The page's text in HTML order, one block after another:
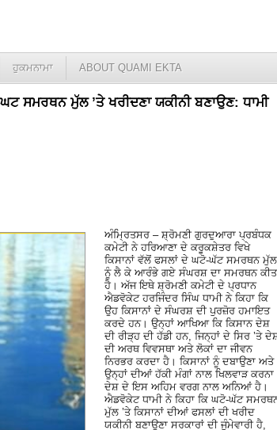
ਹੁਕਮਨਾਮਾ ABOUT QUAMI EKTA
ਸਮਰਥਨ ਮੁੱਲ ’ਤੇ ਖਰੀਦਣਾ ਯਕੀਨੀ ਬਣਾਉਣ: ਧਾਮੀ
ਅੰਮ੍ਰਿਤਸਰ – ਸ਼੍ਰੋਮਣੀ ਗੁਰਦੁਆਰਾ ਪ੍ਰਬੰਧਕ
ਕਮੇਟੀ ਨੇ ਹਰਿਆਣਾ ਦੇ ਕਰੂਕਸ਼ੇਤਰ ਵਿਖੇ
ਕਿਸਾਨਾਂ ਵੱਲੋਂ ਫਸਲਾਂ ਦੇ ਘਟੋ-ਘੱਟ ਸਮਰਥਨ ਮੁੱਲ
ਨੂੰ ਲੈ ਕੇ ਆਰੰਭੇ ਗਏ ਸੰਘਰਸ਼ ਦਾ ਸਮਰਥਨ
ਹੈ। ਅੱਜ ਇਥੇ ਸ਼੍ਰੋਮਣੀ ਕਮੇਟੀ ਦੇ ਪ੍ਰਧਾਨ
ਐਡਵੋਕੇਟ ਹਰਜਿੰਦਰ ਸਿੰਘ ਧਾਮੀ ਨੇ ਕਿਹਾ ਕਿ
ਉਹ ਕਿਸਾਨਾਂ ਦੇ ਸੰਘਰਸ਼ ਦੀ ਪੁਰਜ਼ੋਰ ਹਮਾਇਤ
ਕਰਦੇ ਹਨ। ਉਨ੍ਹਾਂ ਆਖਿਆ ਕਿ ਕਿਸਾਨ ਦੇਸ਼
ਦੀ ਰੀੜ੍ਹ ਦੀ ਹੱਡੀ ਹਨ, ਜਿਨ੍ਹਾਂ ਦੇ ਸਿਰ ’ਤੇ
ਦੀ ਅਰਥ ਵਿਵਸਥਾ ਅਤੇ ਲੋਕਾਂ ਦਾ ਜੀਵਨ
ਨਿਰਭਰ ਕਰਦਾ ਹੈ। ਕਿਸਾਨਾਂ ਨੂੰ ਦਬਾਉਣਾ ਅਤੇ
ਉਨ੍ਹਾਂ ਦੀਆਂ ਹੱਕੀ ਮੰਗਾਂ ਨਾਲ ਖਿਲਵਾੜ ਕਰਨਾ
ਦੇਸ਼ ਦੇ ਇਸ ਅਹਿਮ ਵਰਗ ਨਾਲ ਅਨਿਆਂ ਹੈ।
ਐਡਵੋਕੇਟ ਧਾਮੀ ਨੇ ਕਿਹਾ ਕਿ ਘਟੋ-ਘੱਟ
ਮੁੱਲ ’ਤੇ ਕਿਸਾਨਾਂ ਦੀਆਂ ਫਸਲਾਂ ਦੀ ਖਰੀਦ
ਯਕੀਨੀ ਬਣਾਉਣਾ ਸਰਕਾਰਾਂ ਦੀ ਜੁੰਮੇਵਾਰੀ ਹੈ,